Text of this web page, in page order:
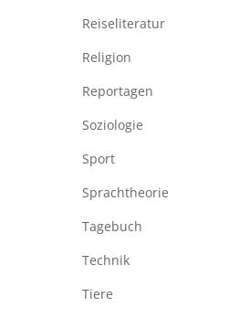
Reiseliteratur
Religion
Reportagen
Soziologie
Sport
Sprachtheorie
Tagebuch
Technik
Tiere